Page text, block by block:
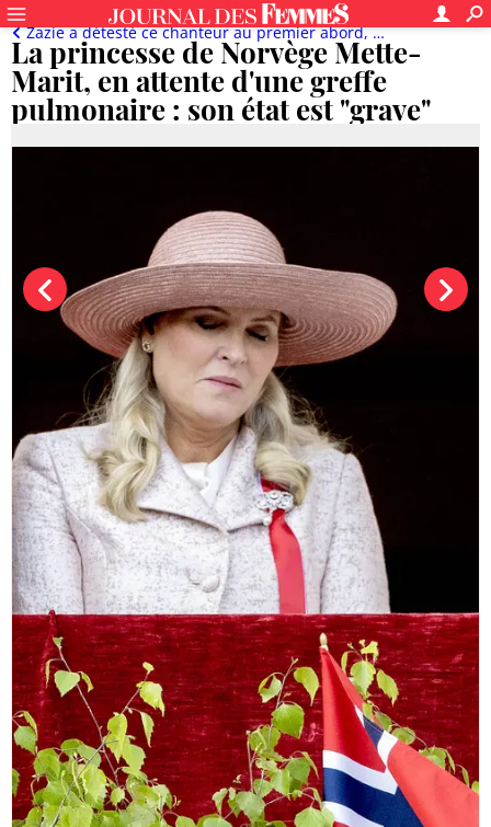
La princesse de Norvège Mette-
Marit, en attente d'une greffe
pulmonaire : son état est "grave"
Zazie a détesté ce chanteur au premier abord, Patrick Bruel souvent "recadré" aux Enfoirés...